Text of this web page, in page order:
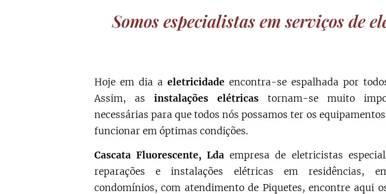
Somos especialistas em serviços de
Hoje em dia a eletricidade encontra-se espalhada por
Assim, as instalações elétricastornam-se muito
necessárias para que todos nós possamos ter os
funcionar em óptimas condições.
Cascata Fluorescente, Ldaempresa de eletricistas
reparações e instalações elétricas em residências,
condomínios, com atendimento de Piquetes, encontre aqui